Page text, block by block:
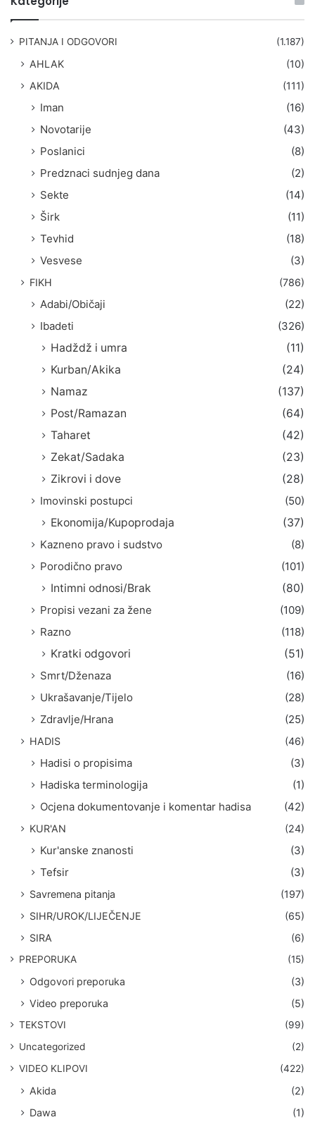
PITANJA I ODGOVORI (1.187)
AHLAK
(10)
AKIDA
(111)
Iman
(16)
Novotarije
(43)
Poslanici
(8)
Predznaci sudnjeg dana
(2)
Sekte
(14)
Širk
(11)
Tevhid
(18)
Vesvese
(3)
FIKH (786)
Adabi/Običaji
(22)
Ibadeti
(326)
Hadždž i umra
(11)
Kurban/Akika
(24)
Namaz
(137)
Post/Ramazan
(64)
Taharet
(42)
Zekat/Sadaka
(23)
Zikrovi i dove
(28)
Imovinski postupci
(50)
Ekonomija/Kupoprodaja
(37)
Kazneno pravo i sudstvo
(8)
Porodično pravo
(101)
Intimni odnosi/Brak
(80)
Propisi vezani za žene
(109)
Razno
(118)
Kratki odgovori
(51)
Smrt/Dženaza
(16)
Ukrašavanje/Tijelo
(28)
Zdravlje/Hrana
(25)
HADIS (46)
Hadisi o propisima
(3)
Hadiska terminologija
(1)
Ocjena dokumentovanje i komentar hadisa
(42)
KUR'AN (24)
Kur'anske znanosti
(3)
Tefsir
(3)
Savremena pitanja
(197)
SIHR/UROK/LIJEČENJE
(65)
SIRA
(6)
PREPORUKA (15)
Odgovori preporuka
(3)
Video preporuka
(5)
TEKSTOVI
(99)
Uncategorized
(2)
VIDEO KLIPOVI
(422)
Akida
(2)
Dawa
(1)